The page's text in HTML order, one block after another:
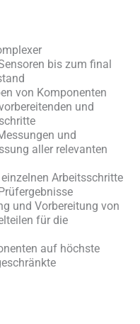
bis zum final
von Komponenten
und
und
aller relevanten
Arbeitsschritte
und Vorbereitung von
für die
auf höchste